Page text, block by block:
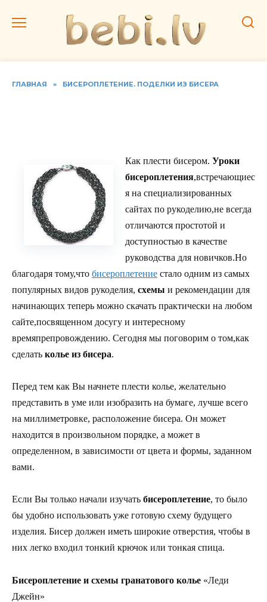
ГЛАВНАЯ » БИСЕРОПЛЕТЕНИЕ. ПОДЕЛКИ ИЗ БИСЕРА
Как плести бисером. Уроки
бисероплетения,встречающиес
я на специализированных
сайтах по рукоделию,не всегда
отличаются простотой и
доступностью в качестве
руководства для новичков.Но
благодаря тому,что бисероплетение стало одним из самых
популярных видов рукоделия, схемы и рекомендации для
начинающих теперь можно скачать практически на любом
сайте,посвященном досугу и интересному
времяпрепровождению. Сегодня мы поговорим о том,как
сделать колье из бисера.
Перед тем как Вы начнете плести колье, желательно
представить в уме или изобразить на бумаге, лучше всего
на миллиметровке, расположение бисера. Он может
находится в произвольном порядке, а может в
определенном, в зависимости от цвета и формы, заданном
вами.
Если Вы только начали изучать бисероплетение, то было
бы удобно использовать уже готовую схему будущего
изделия. Бисер должен иметь широкие отверстия, чтобы в
них легко входил тонкий крючок или тонкая спица.
Бисероплетение и схемы гранатового колье «Леди
Джейн»